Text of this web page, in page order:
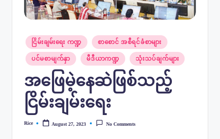
Posted
in
ငြိမ်းချမ်းရေး ကဏ္ဍ စာစောင် အစီရင်ခံစာများ
ပင်မစာမျက်နှာ မီဒီယာကဏ္ဍ သုံးသပ်ချက်များ
အဖြေမဲ့နေဆဲဖြစ်သည့်
ငြိမ်းချမ်းရေး
Posted
Rice August 27, 2023 No Comments